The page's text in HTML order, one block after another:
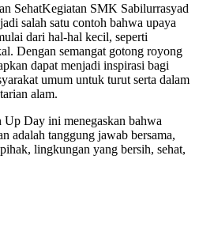
SehatKegiatan SMK Sabilurrasyad
salah satu contoh bahwa upaya
dari hal-hal kecil, seperti
Dengan semangat gotong royong
dapat menjadi inspirasi bagi
umum untuk turut serta dalam
alam.
Day ini menegaskan bahwa
adalah tanggung jawab bersama,
lingkungan yang bersih, sehat,